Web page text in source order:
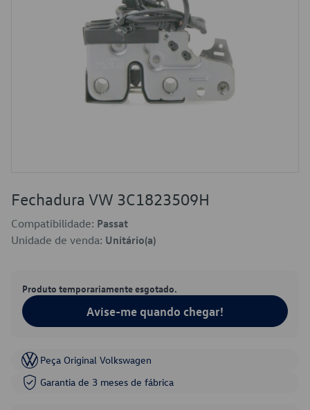
Fechadura VW 3C1823509H
Compatibilidade: Passat
Unidade de venda: Unitário(a)
Produto temporariamente esgotado.
Avise-me quando chegar!
Peça Original Volkswagen
Garantia de 3 meses de fábrica